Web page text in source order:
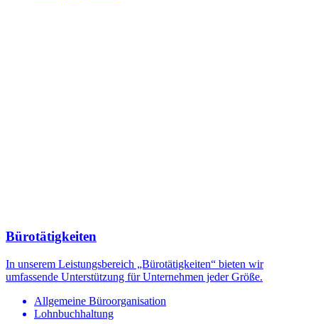
Bürotätigkeiten
In unserem Leistungsbereich „Bürotätigkeiten“ bieten wir
umfassende Unterstützung für Unternehmen jeder Größe.
Allgemeine Büroorganisation
Lohnbuchhaltung